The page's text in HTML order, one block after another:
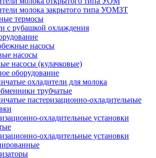
молока закрытого типа УОМЗТ
термосы
с рубашкой охлаждения
насосы
насосы
насосы (кулачковые)
оборудование
охладители для молока
трубчатые
пастеризационно-охладительные
охладительные установки
охладительные установки